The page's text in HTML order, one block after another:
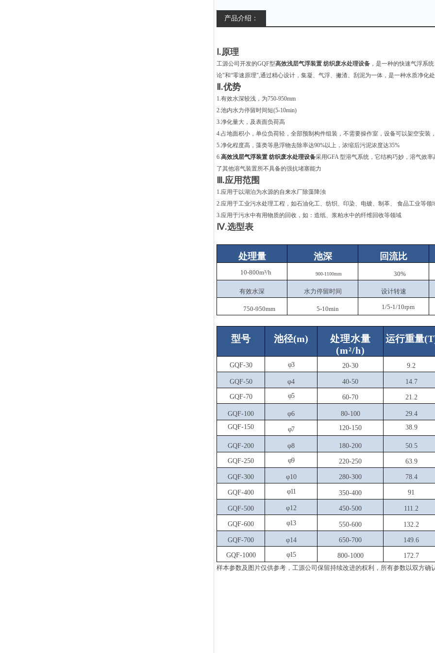
产品介绍：
Ⅰ.原理
工源公司开发的GQF型高效浅层气浮装置 纺织废水处理设备 ，是一种的快速气浮系
论"和“零速原理",通过精心设计，集凝、气浮、撇渣、刮泥为一体，是一种水质净化
Ⅱ.优势
1.有效水深较浅，为750-950mm
2.池内水力停留时间短(5-10min)
3.净化量大，及表面负荷高
4.占地面积小，单位负荷轻，全部预制构件组装，不需要操作室，设备可以架空安装
5.净化程度高，藻类等悬浮物去除率达90%以上，浓缩后污泥浓度达35%
6.高效浅层气浮装置 纺织废水处理设备采用GFA 型溶气系统，它结构巧妙，溶气效
了其他溶气装置所不具备的强抗堵塞能力
Ⅲ.应用范围
1.应用于以湖泊为水源的自来水厂除藻降浊
2.应用于工业污水处理工程，如石油化工、纺织、印染、电镀、制革、 食品工业等领
3.应用于污水中有用物质的回收，如：造纸、浆粕水中的纤维回收等领域
Ⅳ.选型表
处理量 池深 回流比
10-800m³/h 900-1100mm 30%
有效水深 水力停留时间 设计转速
750-950mm 5-10min 1/5-1/10rpm
型号 池径(m)
处理水量
(m²/h)
运行重量
GQF-30 φ3 20-30 9.2
GQF-50 φ4 40-50 14.7
GQF-70 φ5 60-70 21.2
GQF-100 φ6 80-100
29.4
GQF-150
φ7 120-150 38.9
GQF-200 φ8 180-200 50.5
GQF-250 φ9 220-250 63.9
GQF-300 φ10 280-300 78.4
GQF-400 φ11 350-400 91
GQF-500 φ12 450-500 111.2
GQF-600 φ13 550-600 132.2
GQF-700 φ14 650-700 149.6
GQF-1000 φ15 800-1000
172.7
样本参数及图片仅供参考，工源公司保留持续改进的权利，所有参数以双方确